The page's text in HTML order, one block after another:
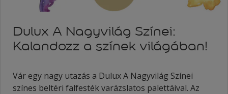
Dulux A Nagyvilág Színei:
Kalandozz a színek világában!
Vár egy nagy utazás a Dulux A Nagyvilág Színei
színes beltéri falfesték varázslatos palettáival. Az